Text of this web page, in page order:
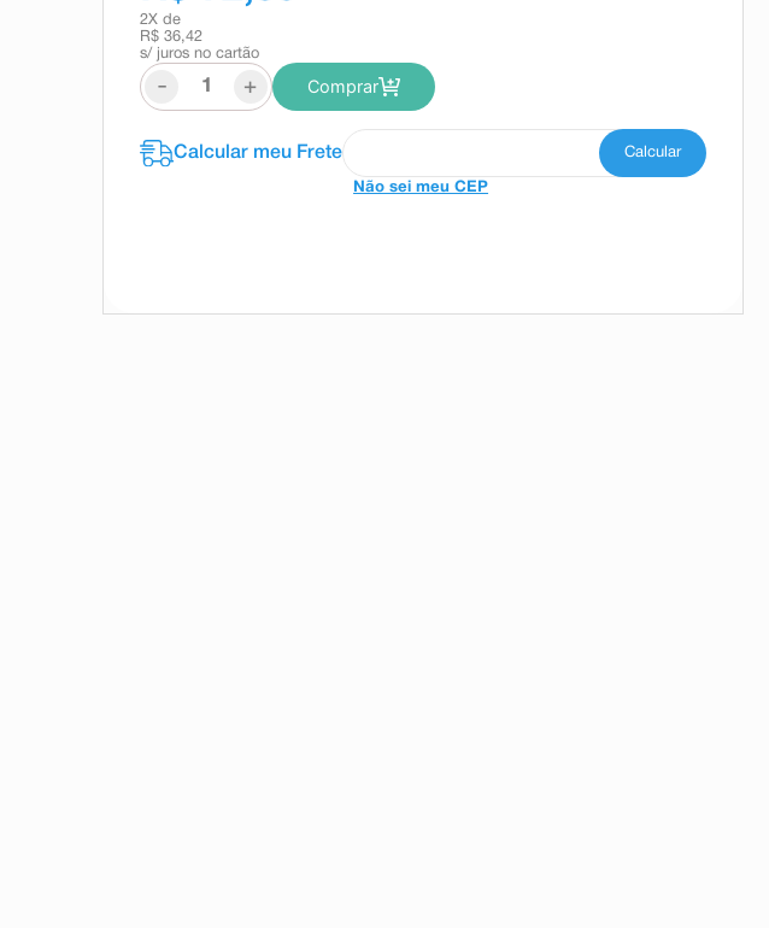
2X de
R$ 36,42
s/ juros no cartão
- + Comprar
Não sei meu CEP